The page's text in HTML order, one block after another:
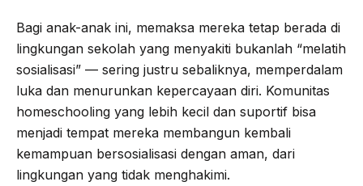
Bagi anak-anak ini, memaksa mereka tetap berada di
lingkungan sekolah yang menyakiti bukanlah “melatih
sosialisasi” — sering justru sebaliknya, memperdalam
luka dan menurunkan kepercayaan diri. Komunitas
homeschooling yang lebih kecil dan suportif bisa
menjadi tempat mereka membangun kembali
kemampuan bersosialisasi dengan aman, dari
lingkungan yang tidak menghakimi.